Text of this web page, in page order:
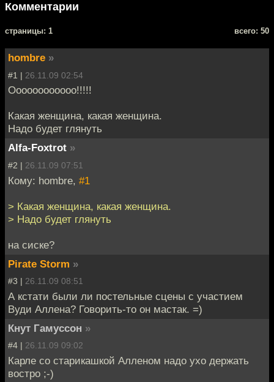
Комментарии
cтраницы: 1 всего: 50
hombre »
#1 | 26.11.09 02:54
Оооооооооооо!!!!!
Какая женщина, какая женщина.
Надо будет глянуть
Alfa-Foxtrot »
#2 | 26.11.09 07:51
Кому: hombre, #1
> Какая женщина, какая женщина.
> Надо будет глянуть
на сиске?
Pirate Storm »
#3 | 26.11.09 08:51
А кстати были ли постельные сцены с участием
Вуди Аллена? Говорить-то он мастак. =)
Кнут Гамуссон »
#4 | 26.11.09 09:02
Карле со старикашкой Алленом надо ухо держать
востро ;-)